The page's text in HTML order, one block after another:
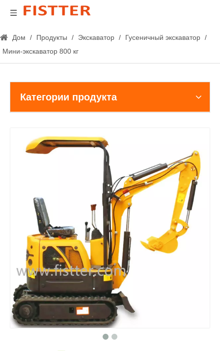
Дом / Продукты / Экскаватор / Гусеничный экскаватор /
Мини-экскаватор 800 кг
Категории продукта